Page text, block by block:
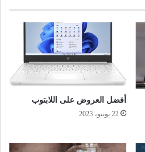
أفضل العروض على اللابتوب
22 يونيو، 2023